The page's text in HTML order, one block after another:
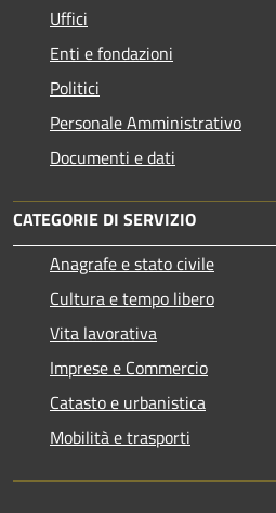
Uffici
Enti e fondazioni
Politici
Personale Amministrativo
Documenti e dati
CATEGORIE DI SERVIZIO
Anagrafe e stato civile
Cultura e tempo libero
Vita lavorativa
Imprese e Commercio
Catasto e urbanistica
Mobilità e trasporti